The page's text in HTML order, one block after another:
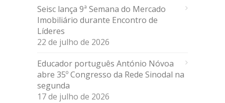
Seisc lança 9ª Semana do Mercado
Imobiliário durante Encontro de
Líderes
22 de julho de 2026
Educador português António Nóvoa
abre 35º Congresso da Rede Sinodal na
segunda
17 de julho de 2026